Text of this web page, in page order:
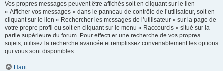
Vos propres messages peuvent être affichés soit en cliquant sur le lien
« Afficher vos messages » dans le panneau de contrôle de l’utilisateur, soit en
cliquant sur le lien « Rechercher les messages de l’utilisateur » sur la page de
votre propre profil ou soit en cliquant sur le menu « Raccourcis » situé sur la
partie supérieure du forum. Pour effectuer une recherche de vos propres
sujets, utilisez la recherche avancée et remplissez convenablement les options
qui vous sont disponibles.
Haut